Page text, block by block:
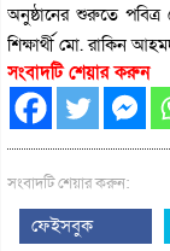
অনুষ্ঠানের শুরুতে
শিক্ষার্থী মো. রাকিন
সংবাদটি শেয়ার করুন
সংবাদটি শেয়ার করুন:
ফেইসবুক